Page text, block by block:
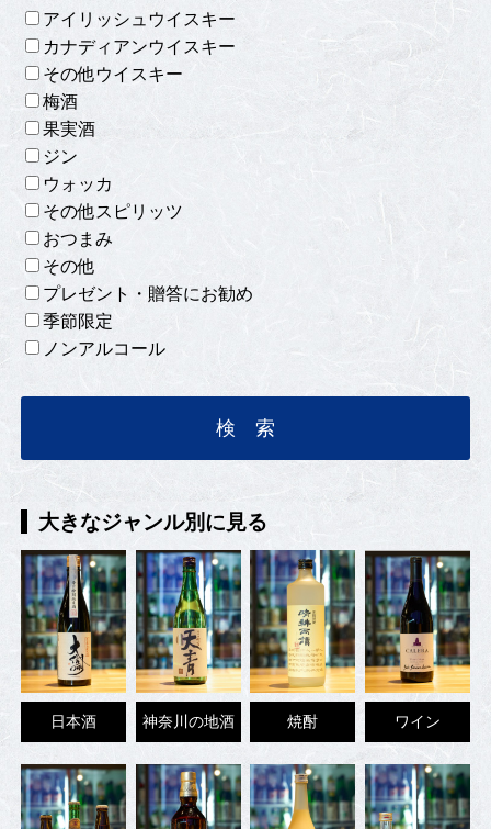
アイリッシュウイスキー
カナディアンウイスキー
その他ウイスキー
梅酒
果実酒
ジン
ウォッカ
その他スピリッツ
おつまみ
その他
プレゼント・贈答にお勧め
季節限定
ノンアルコール
大きなジャンル別に見る
日本酒 神奈川の地酒 焼酎 ワイン